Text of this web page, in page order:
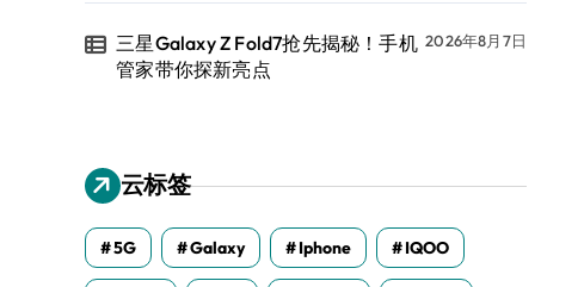
三星Galaxy Z Fold7抢先揭秘！手机
管家带你探新亮点
2026年8月7日
云标签
5G Galaxy Iphone IQOO